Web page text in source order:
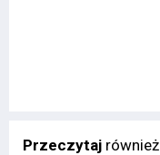
Przeczytaj również